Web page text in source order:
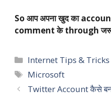
So आप अपना खुद का
comment के through
Categories
Internet Tips & Tricks
Tags
Microsoft
Twitter Account कैसे